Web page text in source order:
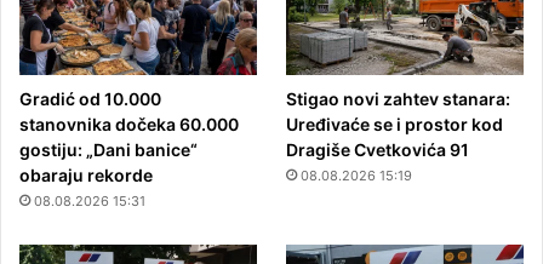
Gradić od 10.000
stanovnika dočeka 60.000
gostiju: „Dani banice“
obaraju rekorde
08.08.2026 15:31
Stigao novi zahtev stanara:
Uređivaće se i prostor kod
Dragiše Cvetkovića 91
08.08.2026 15:19